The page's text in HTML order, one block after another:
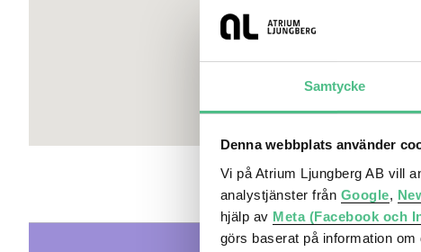
Samtycke
Denna webbplats använder
Vi på Atrium Ljungberg AB vill
analystjänster från Google,
hjälp av Meta (Facebook och
görs baserat på information
I köpkvarteret finns ett av Stockholmsområdets största
Flera gym, Klätterverket, padelbanor, fotbollscenter och
Clarion Collection Hotel Tapetfabriken med 240 rum,